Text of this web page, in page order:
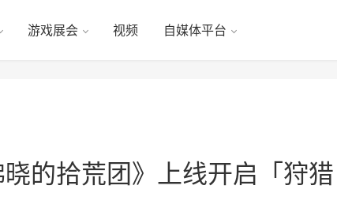
游戏展会 视频 自媒体平台
的拾荒团》上线开启「狩猎